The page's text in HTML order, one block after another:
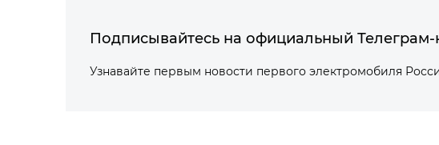
Подписывайтесь на официальный Телеграм-
Узнавайте первым новости первого электромобиля